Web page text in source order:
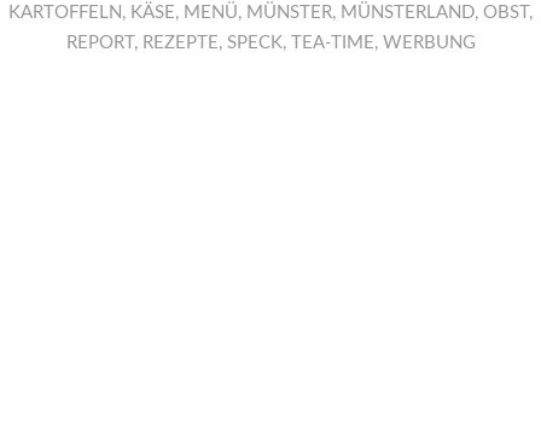
KARTOFFELN , KÄSE, MENÜ, MÜNSTER, MÜNSTERLAND, OBST,
REPORT, REZEPTE, SPECK, TEA-TIME, WERBUNG